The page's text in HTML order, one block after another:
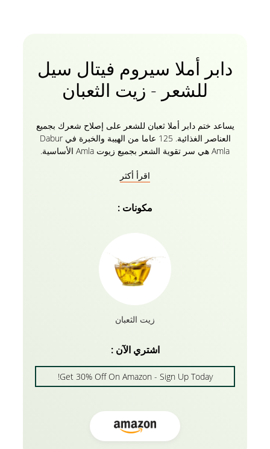
دابر أملا سيروم فيتال سيل
للشعر - زيت الثعبان
يساعد ختم دابر أملا ثعبان للشعر على إصلاح شعرك بجميع
العناصر الغذائية. 125 عاما من الهيبة والخبرة في Dabur
Amla هي سر تقوية الشعر بجميع زيوت Amla الأساسية.
متقصفة ، ولا يربط الأطراف المتقصفة فحسب ، بل يحمي
المرونة ويعيد اللمعان للشعر الباهت الذي لا حياة فيه. لذا
وداعا للشعر الباهت والتالف والمجعد للحصول على تحول
اقرأ أكثر
مكونات :
زيت الثعبان
اشتري الآن :
Get 30% Off On Amazon - Sign Up Today!